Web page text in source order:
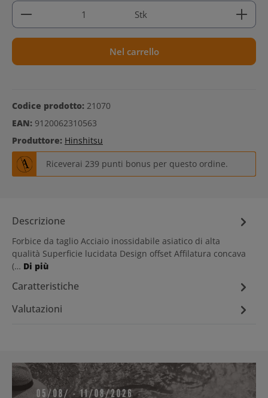
Quantità del prodotto: inserisci la quantità
Stk
Nel carrello
Codice prodotto: 21070
EAN: 9120062310563
Produttore: Hinshitsu
Riceverai 239 punti bonus per questo ordine.
Descrizione
Forbice da taglio Acciaio inossidabile asiatico di alta
qualità Superficie lucidata Design offset Affilatura concava
(… Di più
Caratteristiche
Valutazioni